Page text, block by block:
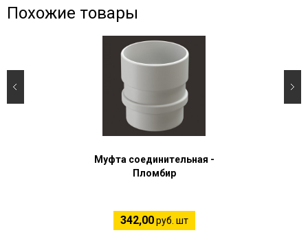
Похожие товары
Муфта соединительная -
Пломбир
342,00руб. шт